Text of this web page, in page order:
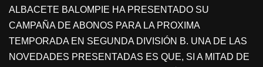
ALBACETE BALOMPIE HA PRESENTADO SU
CAMPAÑA DE ABONOS PARA LA PROXIMA
TEMPORADA EN SEGUNDA DIVISIÓN B. UNA DE LAS
NOVEDADES PRESENTADAS ES QUE, SI A MITAD DE